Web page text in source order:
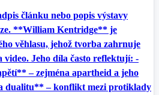
článku nebo popis výstavy
**William Kentridge** je
věhlasu, jehož tvorba zahrnuje
video. Jeho díla často reflektují: -
– zejména apartheid a jeho
dualitu** – konflikt mezi protiklady